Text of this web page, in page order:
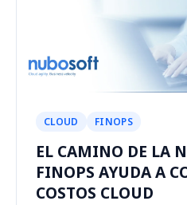
CLOUD FINOPS
EL CAMINO DE LA
FINOPS AYUDA A
COSTOS CLOUD